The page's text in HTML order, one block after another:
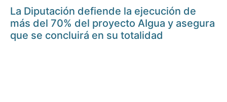
La Diputación defiende la ejecución de
más del 70% del proyecto AIgua y asegura
que se concluirá en su totalidad